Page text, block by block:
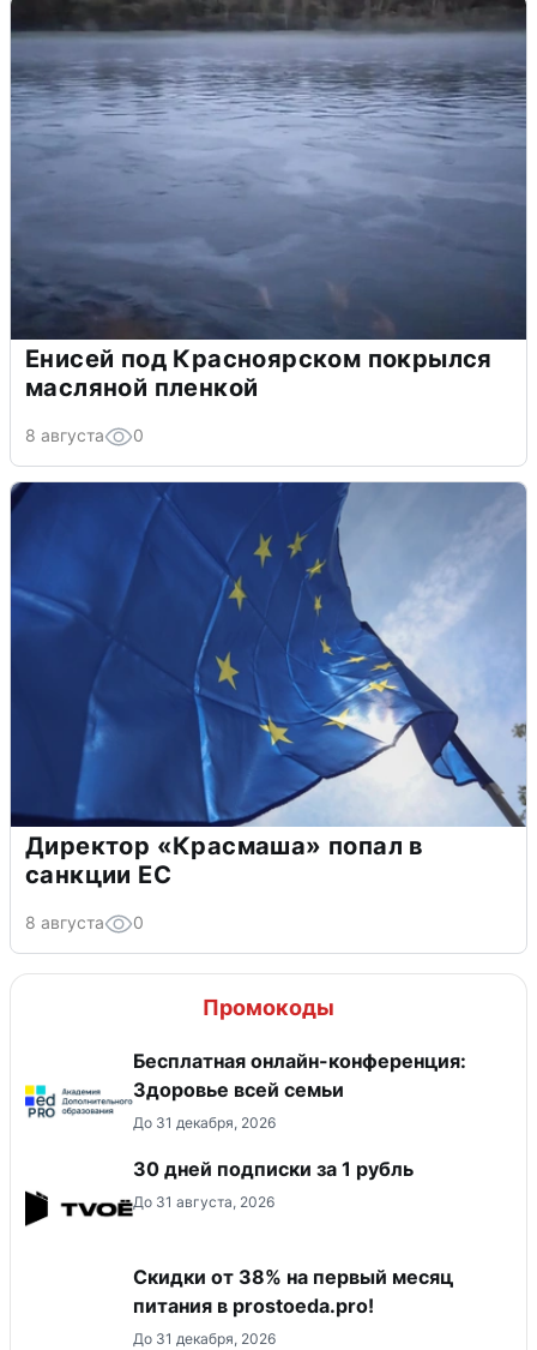
Енисей под Красноярском покрылся
масляной пленкой
8 августа 0
Директор «Красмаша» попал в
санкции ЕС
8 августа 0
Промокоды
Бесплатная онлайн-конференция:
Здоровье всей семьи
До 31 декабря, 2026
30 дней подписки за 1 рубль
До 31 августа, 2026
​Скидки от 38% на первый месяц
питания в prostoeda.pro!
До 31 декабря, 2026